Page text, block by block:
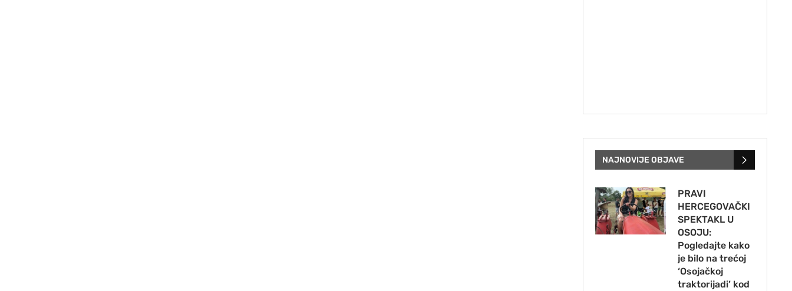
NAJNOVIJE OBJAVE
PRAVI
HERCEGOVAČKI
SPEKTAKL U
OSOJU:
Pogledajte kako
je bilo na trećoj
‘Osojačkoj
traktorijadi’ kod